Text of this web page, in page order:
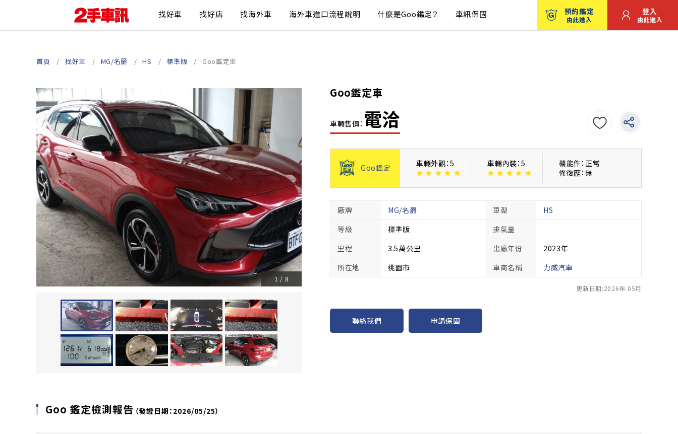
找好車 找好店 找海外車 海外車進口流程說明 什麼是Goo鑑定？ 車訊保固 預約鑑定
由此進入
登入
由此進入
首頁 找好車 MG/名爵 HS 標準版 Goo鑑定車
Goo鑑定車
車輛售價： 電洽
1 / 8
Goo鑑定
車輛外觀：5
★ ★ ★ ★ ★
車輛內裝：5
★ ★ ★ ★ ★
機能件：正常
修復歴：無
廠牌 MG/名爵 車型
HS
等級
標準版
排氣量
里程
3.5萬公里 出廠年份
2023年
所在地
桃園市 車商名稱 力威汽車
更新日期:2026年 05月
聯絡我們 申請保固
Goo 鑑定檢測報告 （發證日期：2026/05/25）